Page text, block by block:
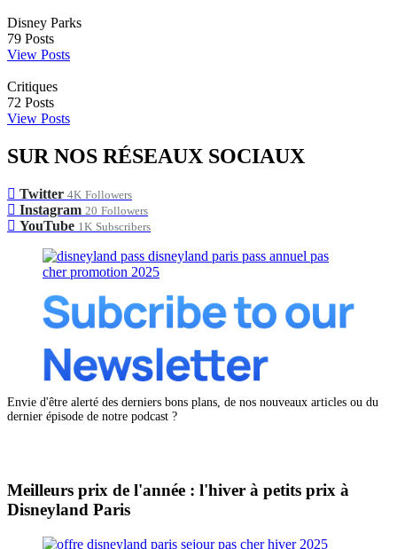
Disney Parks
79 Posts
View Posts
Critiques
72 Posts
View Posts
SUR NOS RÉSEAUX SOCIAUX
Twitter 4K Followers
Instagram 20 Followers
YouTube 1K Subscribers
Envie d'être alerté des derniers bons plans, de nos nouveaux articles ou du
dernier épisode de notre podcast ?
Meilleurs prix de l'année : l'hiver à petits prix à
Disneyland Paris